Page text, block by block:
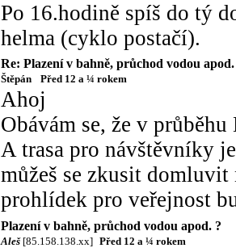
Po 16.hodině spíš do tý
helma (cyklo postačí).
Re: Plazení v bahně, průchod vodou apod.
Štěpán Před 12 a ¼ rokem
Ahoj
Obávám se, že v
A trasa pro návštěvníky
můžeš se zkusit domluvit
prohlídek pro veřejnost
Plazení v bahně, průchod vodou apod. ?
Aleš [85.158.138.xx] Před 12 a ¼ rokem